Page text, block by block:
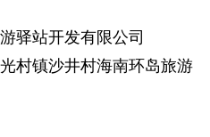
驿站开发有限公司
村镇沙井村海南环岛旅游